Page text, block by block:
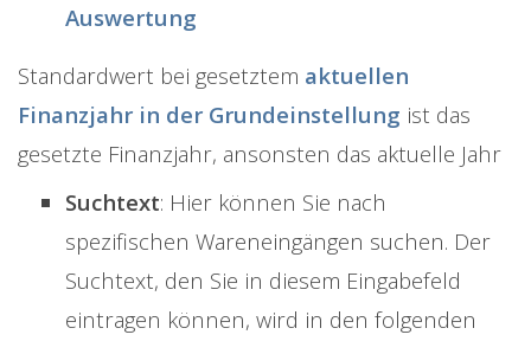
Auswertung
Standardwert bei gesetztem aktuellen
Finanzjahr in der Grundeinstellung ist das
gesetzte Finanzjahr, ansonsten das aktuelle Jahr
Suchtext: Hier können Sie nach
spezifischen Wareneingängen suchen. Der
Suchtext, den Sie in diesem Eingabefeld
eintragen können, wird in den folgenden